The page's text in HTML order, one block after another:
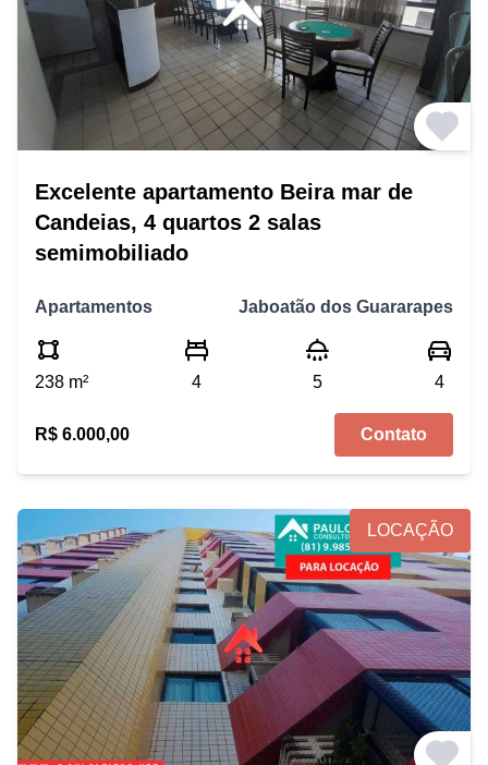
Excelente apartamento Beira mar de
Candeias, 4 quartos 2 salas
semimobiliado
Apartamentos Jaboatão dos Guararapes
238 m² 4 5 4
R$ 6.000,00 Contato
LOCAÇÃO